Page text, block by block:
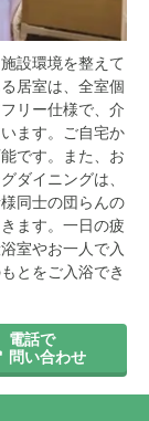
設環境を整えて
居室は、全室個
リー仕様で、介
ます。ご自宅か
です。また、お
ダイニングは、
同士の団らんの
ます。一日の疲
室やお一人で入
とをご入浴でき
電話で
問い合わせ